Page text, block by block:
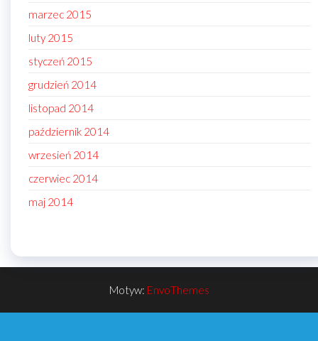
marzec 2015
luty 2015
styczeń 2015
grudzień 2014
listopad 2014
październik 2014
wrzesień 2014
czerwiec 2014
maj 2014
Motyw: EnvoThemes